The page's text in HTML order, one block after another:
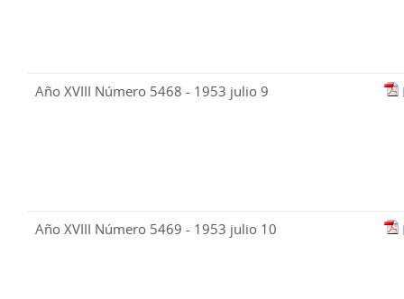
Año XVIII Número 5468 - 1953 julio 9
Año XVIII Número 5469 - 1953 julio 10